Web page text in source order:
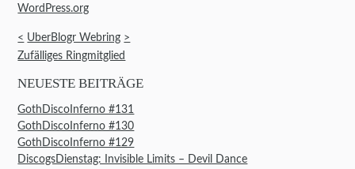
WordPress.org
< UberBlogr Webring >
Zufälliges Ringmitglied
NEUESTE BEITRÄGE
GothDiscoInferno #131
GothDiscoInferno #130
GothDiscoInferno #129
DiscogsDienstag: Invisible Limits – Devil Dance